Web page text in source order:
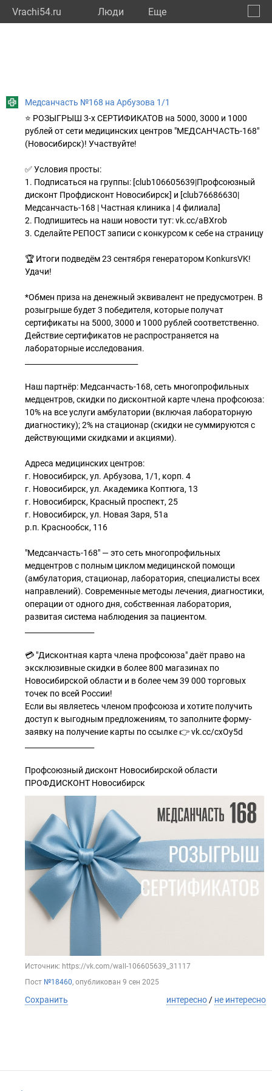
Vrachi54.ru Люди Eще
Медсанчасть №168 на Арбузова 1/1
⭐ РОЗЫГРЫШ 3-х СЕРТИФИКАТОВ на 5000, 3000 и 1000
рублей от сети медицинских центров "МЕДСАНЧАСТЬ-168"
(Новосибирск)! Участвуйте!
✅ Условия просты:
1. Подписаться на группы: [club106605639|Профсоюзный
дисконт Профдисконт Новосибирск] и [club76686630|
Медсанчасть-168 | Частная клиника | 4 филиала]
2. Подпишитесь на наши новости тут: vk.cc/aBXrob
3. Сделайте РЕПОСТ записи с конкурсом к себе на страницу
🏆 Итоги подведём 23 сентября генератором KonkursVK!
Удачи!
*Обмен приза на денежный эквивалент не предусмотрен. В
розыгрыше будет 3 победителя, которые получат
сертификаты на 5000, 3000 и 1000 рублей соответственно.
Действие сертификатов не распространяется на
лабораторные исследования.
Наш партнёр: Медсанчасть-168, сеть многопрофильных
медцентров, скидки по дисконтной карте члена профсоюза:
10% на все услуги амбулатории (включая лабораторную
диагностику); 2% на стационар (скидки не суммируются с
действующими скидками и акциями).
Адреса медицинских центров:
г. Новосибирск, ул. Арбузова, 1/1, корп. 4
г. Новосибирск, ул. Академика Коптюга, 13
г. Новосибирск, Красный проспект, 25
г. Новосибирск, ул. Новая Заря, 51а
р.п. Краснообск, 116
"Медсанчасть-168" — это сеть многопрофильных
медцентров с полным циклом медицинской помощи
(амбулатория, стационар, лаборатория, специалисты всех
направлений). Современные методы лечения, диагностики,
операции от одного дня, собственная лаборатория,
развитая система наблюдения за пациентом.
💳 "Дисконтная карта члена профсоюза" даёт право на
эксклюзивные скидки в более 800 магазинах по
Новосибирской области и в более чем 39 000 торговых
точек по всей России!
Если вы являетесь членом профсоюза и хотите получить
доступ к выгодным предложениям, то заполните форму-
заявку на получение карты по ссылке 👉 vk.cc/cxOy5d
Профсоюзный дисконт Новосибирской области
ПРОФДИСКОНТ Новосибирск
Источник: https://vk.com/wall-106605639_31117
Пост №18460, опубликован 9 сен 2025
Сохранить интересно / не интересно